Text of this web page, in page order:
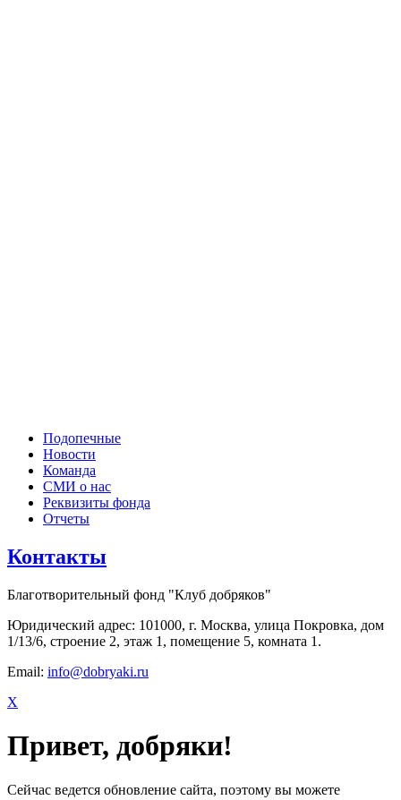
Подопечные
Новости
Команда
СМИ о нас
Реквизиты фонда
Отчеты
Контакты
Благотворительный фонд "Клуб добряков"
Юридический адрес: 101000, г. Москва, улица Покровка, дом
1/13/6, строение 2, этаж 1, помещение 5, комната 1.
Email: info@dobryaki.ru
X
Привет, добряки!
Сейчас ведется обновление сайта, поэтому вы можете